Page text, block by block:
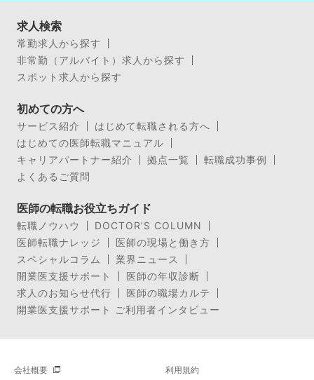
求人検索
常勤求人から探す
非常勤（アルバイト）求人から探す
スポット求人から探す
初めての方へ
サービス紹介
はじめて転職される方へ
はじめての医師転職マニュアル
キャリアパートナー紹介
拠点一覧
転職成功事例
よくあるご質問
医師の転職お役立ちガイド
転職ノウハウ
DOCTOR’S COLUMN
医師転職ナレッジ
医師の現場と働き方
スペシャルコラム
業界ニュース
開業医支援サポート
医師の年収診断
求人のお知らせ代行
医師の職場カルテ
開業医支援サポート ご利用者インタビュー
会社概要 利用規約